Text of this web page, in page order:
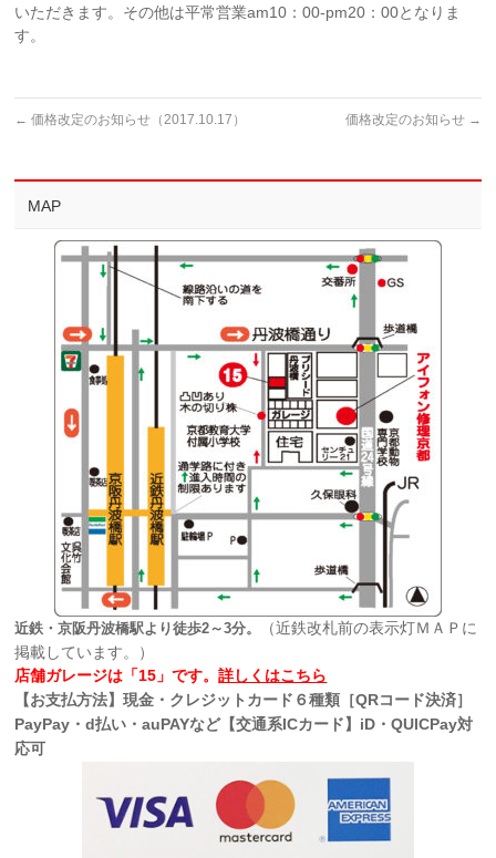
いただきます。その他は平常営業am10：00-pm20：00となりま
す。
← 価格改定のお知らせ（2017.10.17） 価格改定のお知らせ →
MAP
近鉄・京阪丹波橋駅より徒歩2～3分。
（近鉄改札前の表示灯ＭＡＰに
掲載しています。）
店舗ガレージは「15」です。詳しくはこちら
【お支払方法】現金・クレジットカード６種類［QRコード決済］
PayPay・d払い・auPAYなど【交通系ICカード】iD・QUICPay対
応可